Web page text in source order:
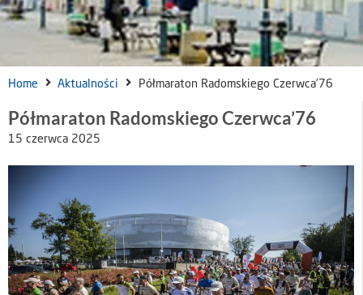
Home Aktualności Półmaraton Radomskiego Czerwca’76
Półmaraton Radomskiego Czerwca’76
15 czerwca 2025